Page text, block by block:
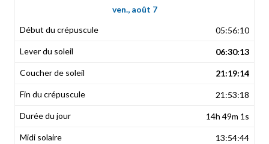
ven., août 7
05:56:10
06:30:13
21:19:14
21:53:18
14h 49m 1s
13:54:44